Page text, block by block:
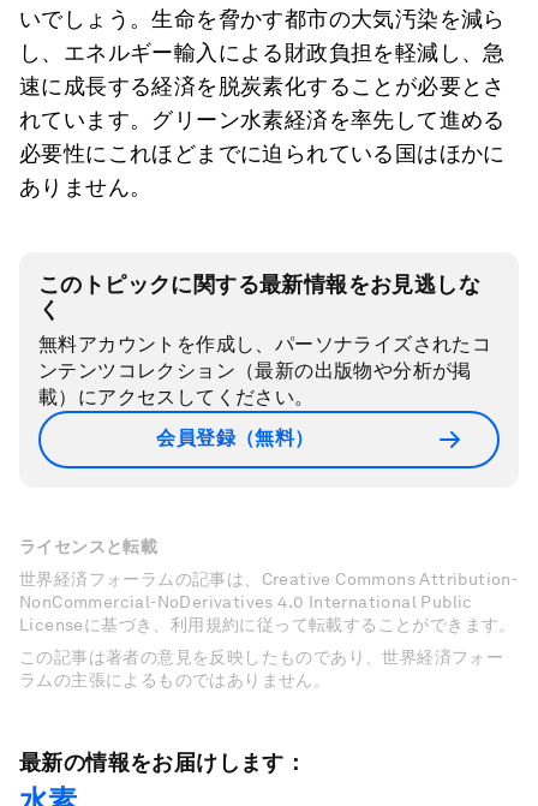
いでしょう。生命を脅かす都市の大気汚染を減ら
し、エネルギー輸入による財政負担を軽減し、急
速に成長する経済を脱炭素化することが必要とさ
れています。グリーン水素経済を率先して進める
必要性にこれほどまでに迫られている国はほかに
ありません。
このトピックに関する最新情報をお見逃しな
く
無料アカウントを作成し、パーソナライズされたコ
ンテンツコレクション（最新の出版物や分析が掲
載）にアクセスしてください。
会員登録（無料）
ライセンスと転載
世界経済フォーラムの記事は、Creative Commons Attribution-
NonCommercial-NoDerivatives 4.0 International Public
Licenseに基づき、利用規約に従って転載することができます。
この記事は著者の意見を反映したものであり、世界経済フォー
ラムの主張によるものではありません。
最新の情報をお届けします：